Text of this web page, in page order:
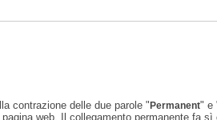
contrazione delle due parole "Permanent" e
web. Il collegamento permanente fa